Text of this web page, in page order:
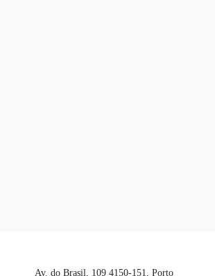
Av. do Brasil, 109 4150-151, Porto